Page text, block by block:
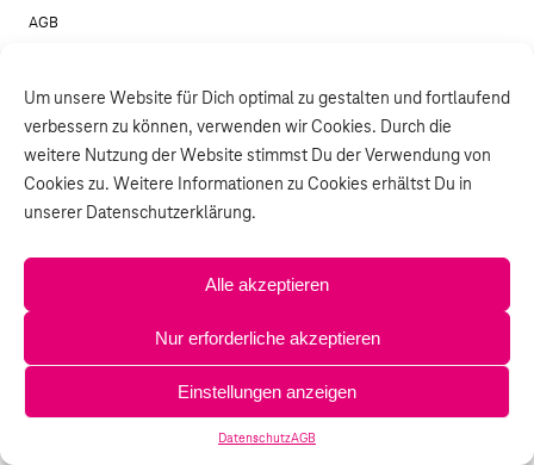
Um unsere Website für Dich optimal zu gestalten und fortlaufend
verbessern zu können, verwenden wir Cookies. Durch die
weitere Nutzung der Website stimmst Du der Verwendung von
Cookies zu. Weitere Informationen zu Cookies erhältst Du in
unserer Datenschutzerklärung.
Alle akzeptieren
Nur erforderliche akzeptieren
Einstellungen anzeigen
DatenschutzAGB
AGB